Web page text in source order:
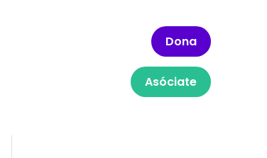
Dona
Asóciate